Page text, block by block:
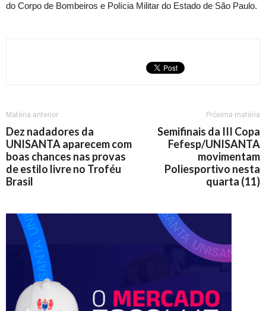
do Corpo de Bombeiros e Polícia Militar do Estado de São Paulo.
Matéria anterior
Dez nadadores da
UNISANTA aparecem com
boas chances nas provas
de estilo livre no Troféu
Brasil
Próxima matéria
Semifinais da III Copa
Fefesp/UNISANTA
movimentam
Poliesportivo nesta
quarta (11)